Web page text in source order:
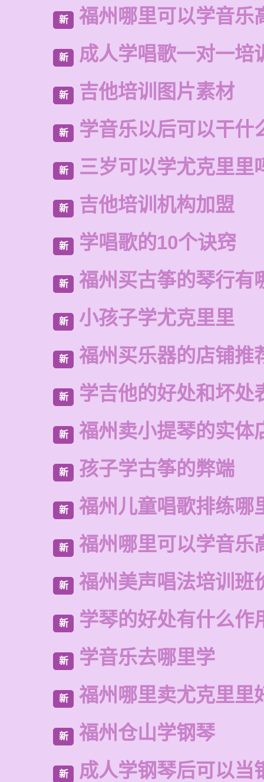
新 福州哪里可以学音乐
新 成人学唱歌一对一培
新 吉他培训图片素材
新 学音乐以后可以干什
新 三岁可以学尤克里里
新 吉他培训机构加盟
新 学唱歌的10个诀窍
新 福州买古筝的琴行有
新 小孩子学尤克里里
新 福州买乐器的店铺推
新 学吉他的好处和坏处
新 福州卖小提琴的实体
新 孩子学古筝的弊端
新 福州儿童唱歌排练哪
新 福州哪里可以学音乐
新 福州美声唱法培训班
新 学琴的好处有什么作
新 学音乐去哪里学
新 福州哪里卖尤克里里
新 福州仓山学钢琴
新 成人学钢琴后可以当